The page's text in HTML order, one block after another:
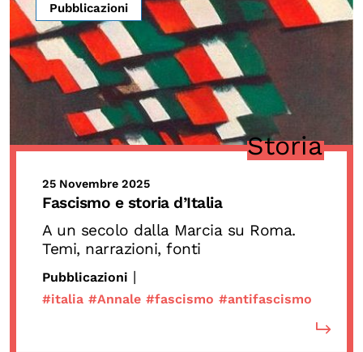
Pubblicazioni
Storia
25 Novembre 2025
Fascismo e storia d’Italia
A un secolo dalla Marcia su Roma.
Temi, narrazioni, fonti
Pubblicazioni |
#italia #Annale #fascismo #antifascismo